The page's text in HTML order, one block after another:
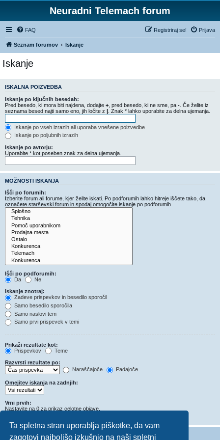
Ta spletna stran uporablja piškotke, da vam
zagotovi najboljšo izkušnjo na naši spletni
Neuradni Telemach forum
FAQ Prijava
Registriraj se!
Seznam forumov Iskanje
Iskanje
ISKALNA POIZVEDBA
Iskanje po ključnih besedah:
Pred besedo, ki mora biti najdena, dodajte + , pred besedo, ki ne sme, pa - . Če želite iz
seznama besed najti samo eno, jih ločite z | . Znak * lahko uporabite za delna ujemanja.
Iskanje po vseh izrazih ali uporaba vnešene poizvedbe
Iskanje po poljubnih izrazih
Iskanje po avtorju:
Uporabite * kot poseben znak za delna ujemanja.
MOŽNOSTI ISKANJA
Išči po forumih:
Izberite forum ali forume, kjer želite iskati. Po podforumih lahko hitreje iščete tako, da
označete starševski forum in spodaj omogočite iskanje po podforumih.
Išči po podforumih:
Da
Ne
Iskanje znotraj:
Zadeve prispevkov in besedilo sporočil
Samo besedilo sporočila
Samo naslovi tem
Samo prvi prispevek v temi
Prikaži rezultate kot:
Prispevkov
Teme
Razvrsti rezultate po:
Naraščajoče
Padajoče
Omejitev iskanja na zadnjih:
Vrni prvih:
Nastavite na 0 za prikaz celotne objave.